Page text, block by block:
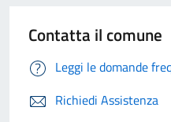
Contatta il comune
Leggi le domande
Richiedi Assistenza